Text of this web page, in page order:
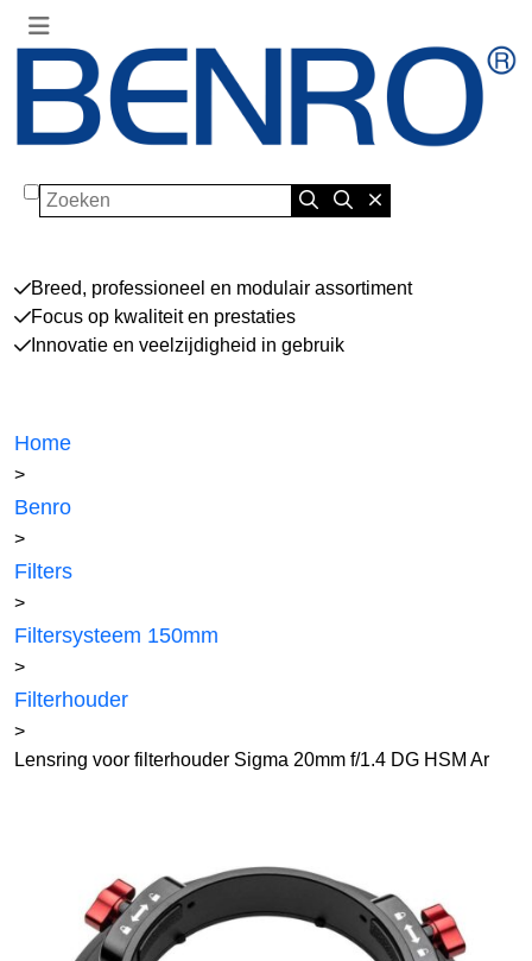
Zoeken
Breed, professioneel en modulair assortiment
Focus op kwaliteit en prestaties
Innovatie en veelzijdigheid in gebruik
Home
>
Benro
>
Filters
>
Filtersysteem 150mm
>
Filterhouder
>
Lensring voor filterhouder Sigma 20mm f/1.4 DG HSM Ar